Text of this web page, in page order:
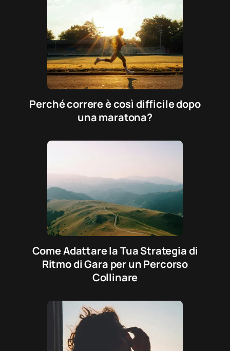
Perché correre è così difficile dopo
una maratona?
Come Adattare la Tua Strategia di
Ritmo di Gara per un Percorso
Collinare